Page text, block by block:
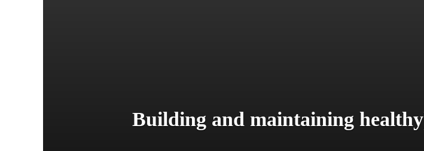
صحت مند تعلقات بنانا اور برقرار رکھنا (Building and maintaining healthy